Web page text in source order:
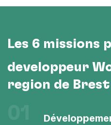
Les 6 missions
développeur
région de Brest